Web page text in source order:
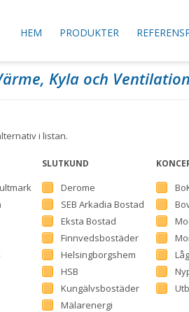
HEM PRODUKTER
Kyla och Ventilation
i listan.
SLUTKUND
Derome
SEB Arkadia Bostad
Eksta Bostad
Finnvedsbostäder
Helsingborgshem
HSB
Kungälvsbostäder
Mälarenergi